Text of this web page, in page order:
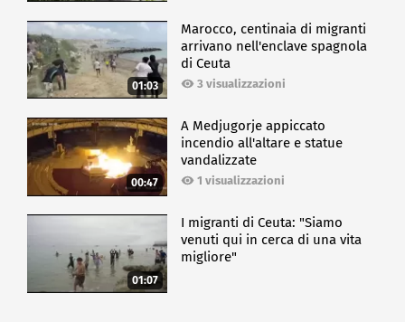
01:03
Marocco, centinaia di migranti
arrivano nell'enclave spagnola
di Ceuta
3 visualizzazioni
00:47
A Medjugorje appiccato
incendio all'altare e statue
vandalizzate
1 visualizzazioni
01:07
I migranti di Ceuta: "Siamo
venuti qui in cerca di una vita
migliore"